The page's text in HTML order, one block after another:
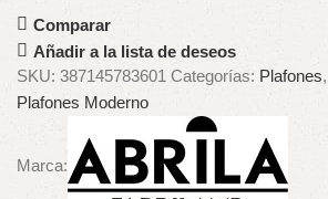
Comparar
Añadir a la lista de deseos
SKU: 387145783601 Categorías: Plafones,
Plafones Moderno
Marca: